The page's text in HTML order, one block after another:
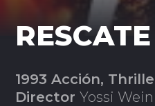
1993 Acción,
DirectorYossi Wein